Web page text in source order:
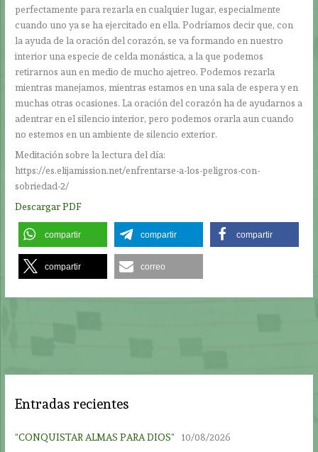
perfectamente para rezarla en cualquier lugar, especialmente
cuando uno ya se ha ejercitado en ella. Podríamos decir que, con
la ayuda de la oración del corazón, se va formando en nuestro
interior una especie de celda monástica, a la que podemos
retirarnos aun en medio de mucho ajetreo. Podemos rezarla
mientras manejamos, mientras estamos en una sala de espera y en
muchas otras ocasiones. La oración del corazón ha de ayudarnos a
adentrar en el silencio interior, pero podemos orarla aun cuando
no estemos en un ambiente de silencio exterior.
Meditación sobre la lectura del día:
https://es.elijamission.net/enfrentarse-a-los-peligros-con-
sobriedad-2/
Descargar PDF
compartir compartir compartir
compartir correo
Entradas recientes
“CONQUISTAR ALMAS PARA DIOS”
10/08/2026